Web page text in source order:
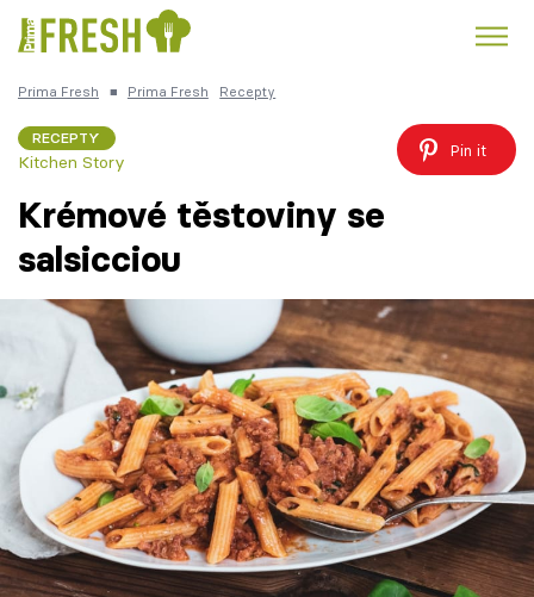
Česká kuchyně
Témata
Recepty
Články
TV Program
Škola vaření
Prima Fresh ■ Prima Fresh Recepty
RECEPTY
Kitchen Story
Pin it
Krémové těstoviny se
salsicciou